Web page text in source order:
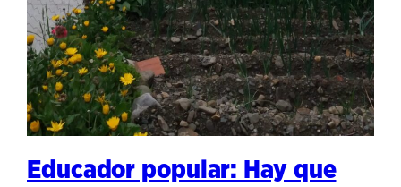
Educador popular: Hay que